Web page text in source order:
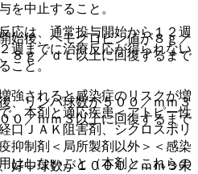
を中止すること。
始後、ヘモグロビン値が８ｇ／
８ｇ／ｄＬ以上に回復するまで
、リンパ球数が５００／ｍｍ３
０／ｍｍ３以上に回復するまで
好中球数が１０００／ｍｍ３未
応は、通常投与開始から１２週
週までに治療反応が得られない
こと。
強されると感染症のリスクが増
、本剤と適応疾患＜アトピー性
口ＪＡＫ阻害剤、シクロスポリ
抑制剤＜局所製剤以外＞＜感染
はしないこと（本剤とこれらの